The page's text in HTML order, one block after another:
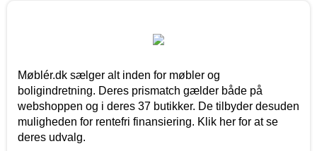
Møblér.dk sælger alt inden for møbler og
boligindretning. Deres prismatch gælder både på
webshoppen og i deres 37 butikker. De tilbyder desuden
muligheden for rentefri finansiering. Klik her for at se
deres udvalg.